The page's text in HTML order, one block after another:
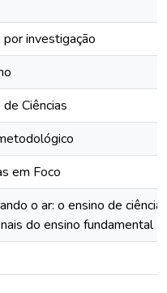
por investigação
de Ciências
em Foco
o ar: o ensino de
do ensino fundamental